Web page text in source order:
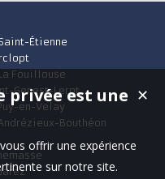
Étienne
Fouillouse
Genest-Lerpt
en-Velay
Bouthéon
✕
privée est une
offrir une expérience
sur notre site.